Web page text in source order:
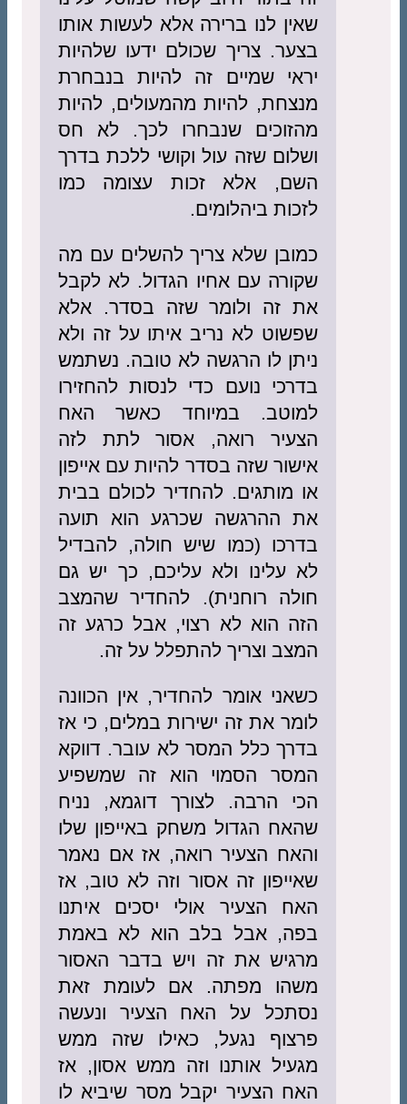
שאין לנו ברירה אלא לעשות אותו
בצער. צריך שכולם ידעו שלהיות
יראי שמיים זה להיות בנבחרת
מנצחת, להיות מהמעולים, להיות
מהזוכים שנבחרו לכך. לא חס
ושלום שזה עול וקושי ללכת בדרך
השם, אלא זכות עצומה כמו
לזכות ביהלומים.
כמובן שלא צריך להשלים עם מה
שקורה עם אחיו הגדול. לא לקבל
את זה ולומר שזה בסדר. אלא
שפשוט לא נריב איתו על זה ולא
ניתן לו הרגשה לא טובה. נשתמש
בדרכי נועם כדי לנסות להחזירו
למוטב. במיוחד כאשר האח
הצעיר רואה, אסור לתת לזה
אישור שזה בסדר להיות עם אייפון
או מותגים. להחדיר לכולם בבית
את ההרגשה שכרגע הוא תועה
בדרכו (כמו שיש חולה, להבדיל
לא עלינו ולא עליכם, כך יש גם
חולה רוחנית). להחדיר שהמצב
הזה הוא לא רצוי, אבל כרגע זה
המצב וצריך להתפלל על זה.
כשאני אומר להחדיר, אין הכוונה
לומר את זה ישירות במלים, כי אז
בדרך כלל המסר לא עובר. דווקא
המסר הסמוי הוא זה שמשפיע
הכי הרבה. לצורך דוגמא, נניח
שהאח הגדול משחק באייפון שלו
והאח הצעיר רואה, אז אם נאמר
שאייפון זה אסור וזה לא טוב, אז
האח הצעיר אולי יסכים איתנו
בפה, אבל בלב הוא לא באמת
מרגיש את זה ויש בדבר האסור
משהו מפתה. אם לעומת זאת
נסתכל על האח הצעיר ונעשה
פרצוף נגעל, כאילו שזה ממש
מגעיל אותנו וזה ממש אסון, אז
האח הצעיר יקבל מסר שיביא לו